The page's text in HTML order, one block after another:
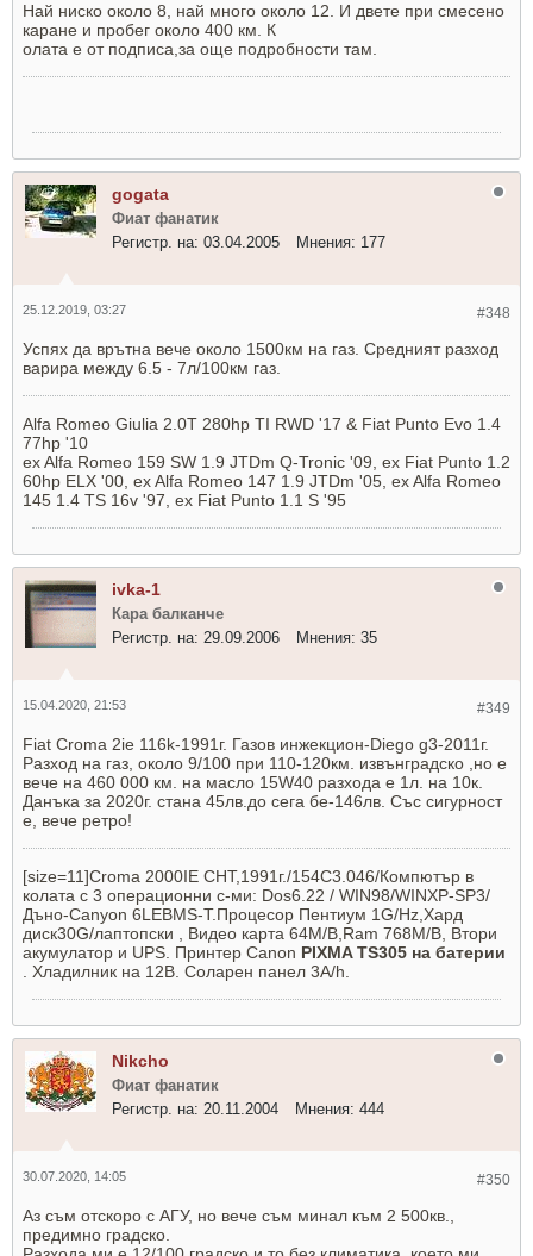
Най ниско около 8, най много около 12. И двете при смесено
каране и пробег около 400 км. К
олата е от подписа,за още подробности там.
gogata
Фиат фанатик
Регистр. на: 03.04.2005 Мнения: 177
#348
25.12.2019, 03:27
Успях да врътна вече около 1500км на газ. Средният разход
варира между 6.5 - 7л/100км газ.
Alfa Romeo Giulia 2.0T 280hp TI RWD '17 & Fiat Punto Evo 1.4
77hp '10
ex Alfa Romeo 159 SW 1.9 JTDm Q-Tronic '09, ex Fiat Punto 1.2
60hp ELX '00, ex Alfa Romeo 147 1.9 JTDm '05, ex Alfa Romeo
145 1.4 TS 16v '97, ex Fiat Punto 1.1 S '95
ivka-1
Кара балканче
Регистр. на: 29.09.2006 Мнения: 35
#349
15.04.2020, 21:53
Fiat Croma 2ie 116k-1991г. Газов инжекцион-Diego g3-2011г.
Разход на газ, около 9/100 при 110-120км. извънградско ,но е
вече на 460 000 км. на масло 15W40 разхода е 1л. на 10к.
Данъка за 2020г. стана 45лв.до сега бе-146лв. Със сигурност
е, вече ретро!
[size=11]Croma 2000IE CHT,1991г./154C3.046/Компютър в
колата с 3 операционни с-ми: Dos6.22 / WIN98/WINXP-SP3/
Дъно-Canyon 6LEBMS-T.Процесор Пентиум 1G/Hz,Хард
диск30G/лаптопски , Видео карта 64М/B,Ram 768М/B, Bтори
акумулатор и UPS. Принтер Canon PIXMA TS305 на батерии
. Хладилник на 12В. Соларен панел 3А/h.
Nikcho
Фиат фанатик
Регистр. на: 20.11.2004 Мнения: 444
#350
30.07.2020, 14:05
Аз съм отскоро с АГУ, но вече съм минал към 2 500кв.,
предимно градско.